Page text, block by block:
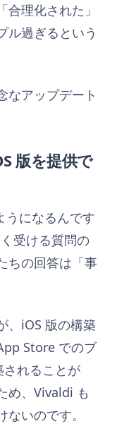
理化された」
ル過ぎるという
なアップデート
版を提供で
うになるんです
受ける質問の
ちの回答は「事
、iOS 版の構築
Store でのブ
れることが
め、Vivaldi も
いのです。